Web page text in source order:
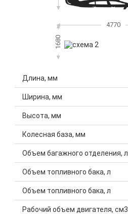
4770
1680
Длина, мм
Ширина, мм
Высота, мм
Колесная база, мм
Объем багажного отделения, л
Объем топливного бака, л
Объем топливного бака, л
Рабочий объем двигателя, см3